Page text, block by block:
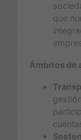
que
Ámbitos de